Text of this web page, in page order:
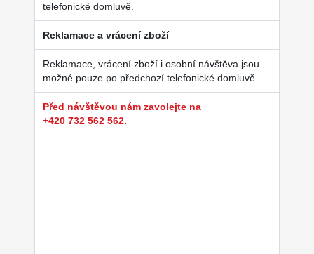
telefonické domluvě.
Reklamace a vrácení zboží
Reklamace, vrácení zboží i osobní návštěva jsou
možné pouze po předchozí telefonické domluvě.
Před návštěvou nám zavolejte na
+420 732 562 562.